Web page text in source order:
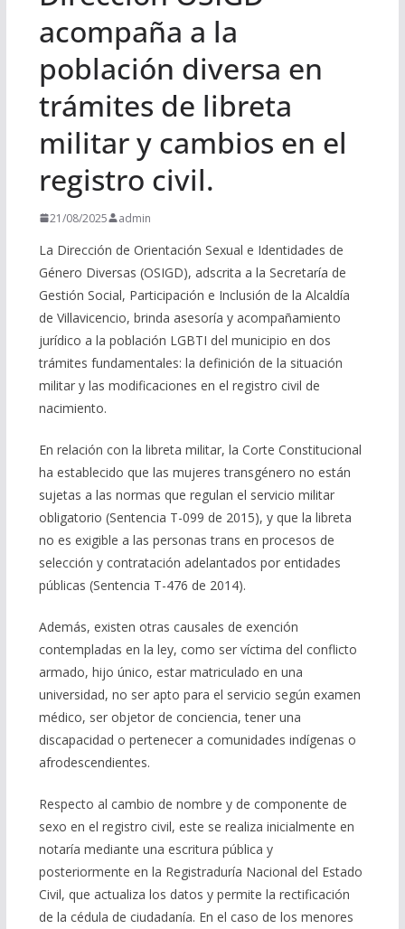
acompaña a la
población diversa en
trámites de libreta
militar y cambios en el
registro civil.
21/08/2025 admin
La Dirección de Orientación Sexual e Identidades de
Género Diversas (OSIGD), adscrita a la Secretaría de
Gestión Social, Participación e Inclusión de la Alcaldía
de Villavicencio, brinda asesoría y acompañamiento
jurídico a la población LGBTI del municipio en dos
trámites fundamentales: la definición de la situación
militar y las modificaciones en el registro civil de
nacimiento.
En relación con la libreta militar, la Corte Constitucional
ha establecido que las mujeres transgénero no están
sujetas a las normas que regulan el servicio militar
obligatorio (Sentencia T-099 de 2015), y que la libreta
no es exigible a las personas trans en procesos de
selección y contratación adelantados por entidades
públicas (Sentencia T-476 de 2014).
Además, existen otras causales de exención
contempladas en la ley, como ser víctima del conflicto
armado, hijo único, estar matriculado en una
universidad, no ser apto para el servicio según examen
médico, ser objetor de conciencia, tener una
discapacidad o pertenecer a comunidades indígenas o
afrodescendientes.
Respecto al cambio de nombre y de componente de
sexo en el registro civil, este se realiza inicialmente en
notaría mediante una escritura pública y
posteriormente en la Registraduría Nacional del Estado
Civil, que actualiza los datos y permite la rectificación
de la cédula de ciudadanía. En el caso de los menores